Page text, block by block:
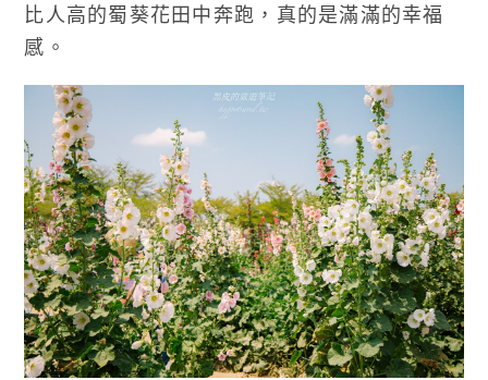
比人高的蜀葵花田中奔跑，真的是滿滿的幸福
感。